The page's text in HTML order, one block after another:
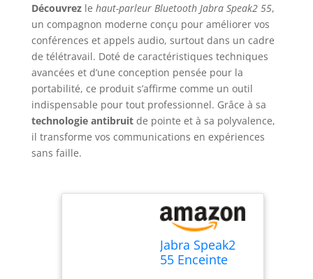
Découvrezle haut-parleur Bluetooth Jabra Speak2 55,
un compagnon moderne conçu pour améliorer vos
conférences et appels audio, surtout dans un cadre
de télétravail. Doté de caractéristiques techniques
avancées et d’une conception pensée pour la
portabilité, ce produit s’affirme comme un outil
indispensable pour tout professionnel. Grâce à sa
technologie antibruitde pointe et à sa polyvalence,
il transforme vos communications en expériences
sans faille.
Jabra Speak2
55 Enceinte